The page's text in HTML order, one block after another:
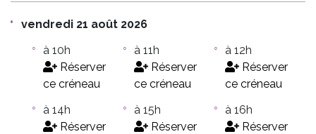
vendredi 21 août 2026
à 10h
Réserver
ce créneau
à 11h
Réserver
ce créneau
à 12h
Réserver
ce créneau
à 14h
Réserver
à 15h
Réserver
à 16h
Réserver